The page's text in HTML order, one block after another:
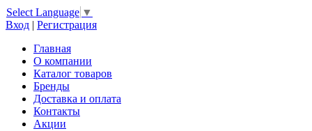
Select Language ▼
Вход | Регистрация
Главная
О компании
Каталог товаров
Бренды
Доставка и оплата
Контакты
Акции